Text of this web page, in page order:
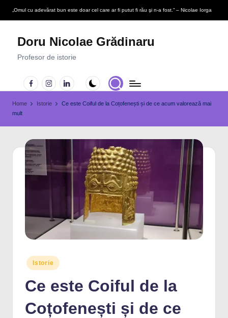
Skip
content
„Omul cu adevărat bun este doar cel care ar fi putut fi rău şi n-a fost.” – Nicolae Iorga
Doru Nicolae Grădinaru
Profesor de istorie
FacebookInstagramLinkedIn
Home Istorie
Ce este Coiful de la Coțofenești și de ce acum valorează mai
mult
Posted
in
Istorie
Ce este Coiful de la
Coțofenești și de ce